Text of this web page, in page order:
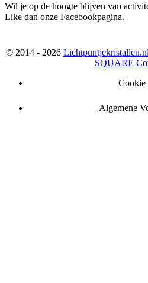
Wil je op de hoogte blijven van
Like dan onze Facebookpagina.
© 2014 - 2026 Lichtpuntjekristallen.nl
SQUARE
Cookie
Algemene